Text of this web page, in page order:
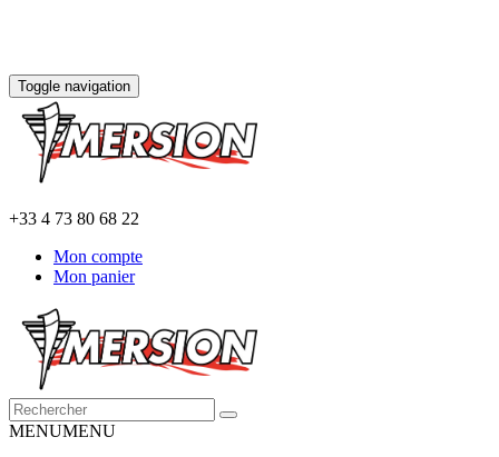
Toggle navigation
+33 4 73 80 68 22
Mon compte
Mon panier
MENUMENU